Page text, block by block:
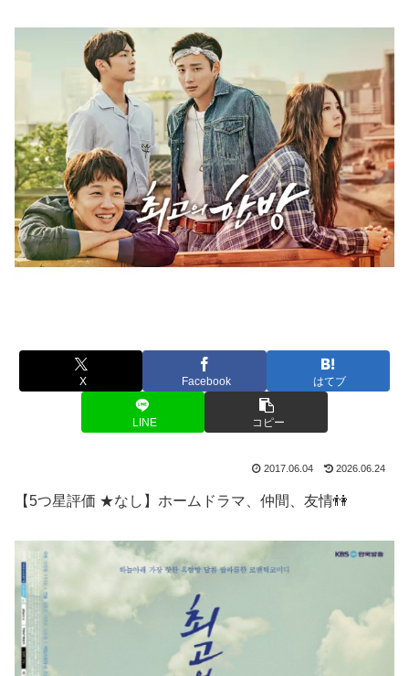
X Facebook はてブ
LINE コピー
2017.06.04 2026.06.24
【5つ星評価 ★なし】ホームドラマ、仲間、友情👫